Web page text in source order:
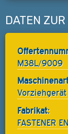
DATEN
M38L/9009
Vorziehgerät
Fabrikat:
FASTENER